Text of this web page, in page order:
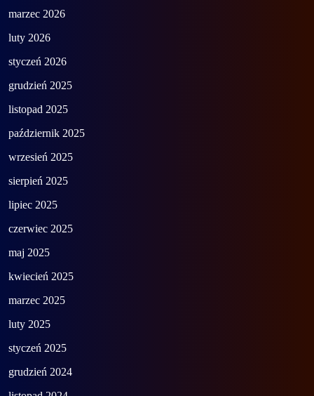
marzec 2026
luty 2026
styczeń 2026
grudzień 2025
listopad 2025
październik 2025
wrzesień 2025
sierpień 2025
lipiec 2025
czerwiec 2025
maj 2025
kwiecień 2025
marzec 2025
luty 2025
styczeń 2025
grudzień 2024